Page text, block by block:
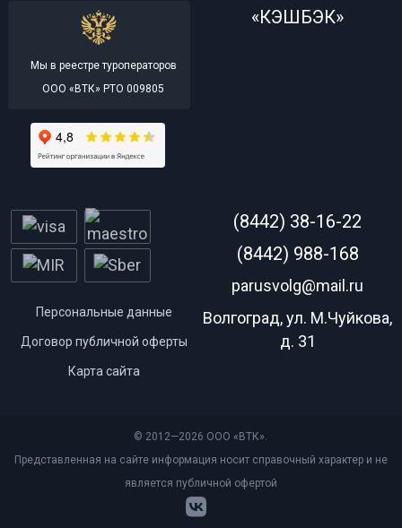
Мы в реестре туроператоров
ООО «ВТК» РТО 009805
«КЭШБЭК»
Персональные данные
Договор публичной оферты
Карта сайта
(8442) 38-16-22
(8442) 988-168
parusvolg@mail.ru
Волгоград, ул. М.Чуйкова,
д. 31
© 2012—2026 ООО «ВТК».
Представленная на сайте информация носит справочный характер и не
является публичной офертой